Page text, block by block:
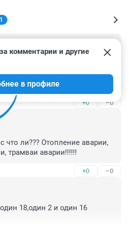
говорили что без трамвая
. вот он и зазвездился
+0 –0
комментарии и другие
в профиле
что ли??? Отопление аварии,
трамваи аварии!!!!!!
+0 –0
18,один 2 и один 16